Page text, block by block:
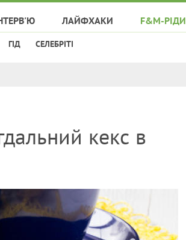
ЛАЙФХАКИ F&M-РІДИ
ГІД СЕЛЕБРІТІ
кекс в